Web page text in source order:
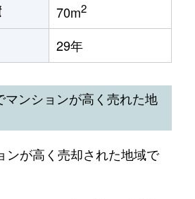
70m2
29年
マンションが高く売れた地
ンが高く売却された地域で